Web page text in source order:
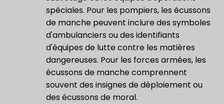
spéciales. Pour les pompiers, les écussons
de manche peuvent inclure des symboles
d'ambulanciers ou des identifiants
d'équipes de lutte contre les matières
dangereuses. Pour les forces armées, les
écussons de manche comprennent
souvent des insignes de déploiement ou
des écussons de moral.